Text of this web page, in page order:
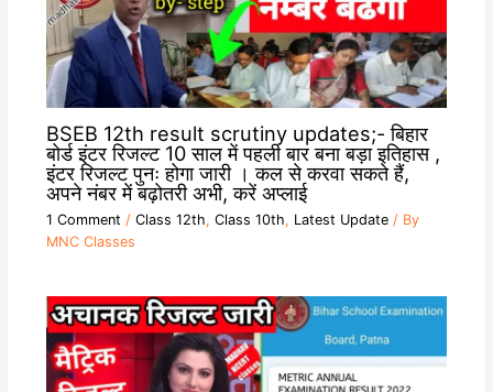
BSEB 12th result scrutiny updates;- बिहार
बोर्ड इंटर रिजल्ट 10 साल में पहली बार बना बड़ा इतिहास ,
इंटर रिजल्ट पुनः होगा जारी । कल से करवा सकते हैं,
अपने नंबर में बढ़ोतरी अभी, करें अप्लाई
1 Comment / Class 12th, Class 10th, Latest Update/ By
MNC Classes